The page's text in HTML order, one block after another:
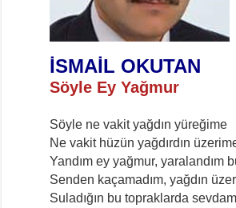
İSMAİL OKUTAN
Söyle Ey Yağmur
Söyle ne vakit yağdın yüreğime
Ne vakit hüzün yağdırdın
Yandım ey yağmur, yaralandım
Senden kaçamadım, yağdın
Suladığın bu topraklarda